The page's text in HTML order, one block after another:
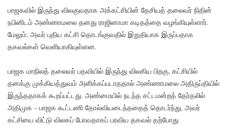
பாஜகவில் இருந்து விலகுவதாக அக்கட்சியின் தேசியத் தலைவர் நிதின்
நபினிடம் அண்ணாமலை தனது ராஜினாமா கடிதத்தை வழங்கியுள்ளார்.
மேலும், அவர் புதிய கட்சி தொடங்குவதில் இறுதியாக இருப்பதாக
தகவல்கள் வெளியாகியுள்ளன.
பாஜக மாநிலத் தலைவர் பதவியில் இருந்து விலகிய பிறகு, கட்சியில்
தனக்கு முக்கியத்துவம் அளிக்கப்படாததால் அண்ணாமலை அதிருப்தியில்
இருந்ததாகக் கூறப்பட்டது. அண்மையில் நடந்த சட்டமன்றத் தேர்தலில்
அதிமுக - பாஜக கூட்டணி தோல்வியடைந்ததைத் தொடர்ந்து, அவர்
கட்சியை விட்டு விலகப் போவதாகப் பரவிய தகவல் தற்போது